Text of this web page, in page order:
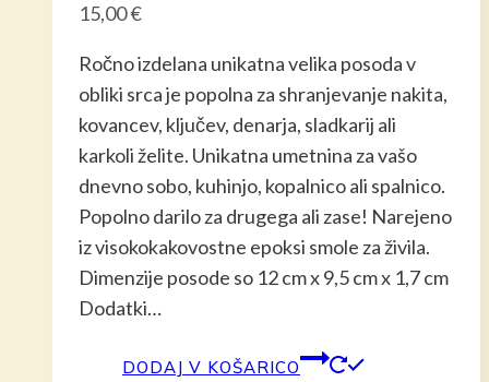
15,00€
Ročno izdelana unikatna velika posoda v
obliki srca je popolna za shranjevanje nakita,
kovancev, ključev, denarja, sladkarij ali
karkoli želite. Unikatna umetnina za vašo
dnevno sobo, kuhinjo, kopalnico ali spalnico.
Popolno darilo za drugega ali zase! Narejeno
iz visokokakovostne epoksi smole za živila.
Dimenzije posode so 12 cm x 9,5 cm x 1,7 cm
Dodatki…
DODAJ V KOŠARICO